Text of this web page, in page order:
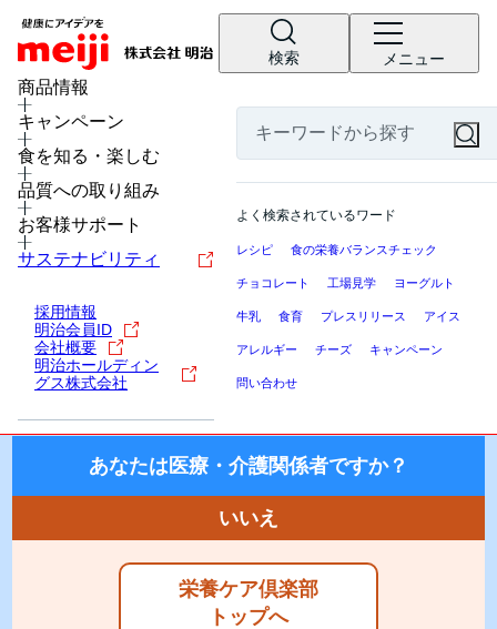
検索 メニュー
商品情報
キャンペーン
食を知る・楽しむ
品質への取り組み
お客様サポート
サステナビリティ
採用情報
明治会員ID
会社概要
明治ホールディン
グス株式会社
よく検索されているワード
レシピ 食の栄養バランスチェック
チョコレート 工場見学 ヨーグルト
牛乳 食育 プレスリリース アイス
アレルギー チーズ キャンペーン
問い合わせ
標準組成表
医療・介護関係者の皆様へ
ここから先の「meiji Nutrition Info（明治ニュートリション
インフォ）」では、日本国内の医療機関・施設にお勤めの医
療・介護関係者（医師・薬剤師・看護師・栄養士・ケアマネ
ージャー等）を対象に、製品を適正にご使用いただくための
国外の医療・介護関係者、一般の方に対する情報提供を目的
としたものではございませんので、ご了承ください。
あなたは医療・介護関係者ですか？
いいえ
栄養ケア倶楽部
トップへ